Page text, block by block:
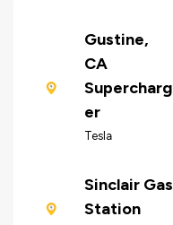
Gustine,
CA
Supercharg
er
Tesla
Sinclair Gas
Station